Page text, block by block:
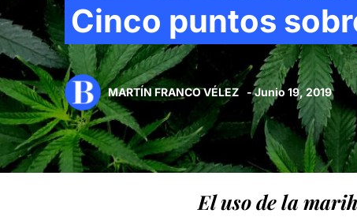
Cinco puntos
MARTÍN FRANCO VÉLEZ - Junio 19, 2019
El uso de la